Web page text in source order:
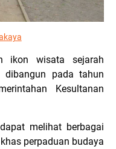
ikon wisata sejarah
dibangun pada tahun
Kesultanan
melihat berbagai
perpaduan budaya